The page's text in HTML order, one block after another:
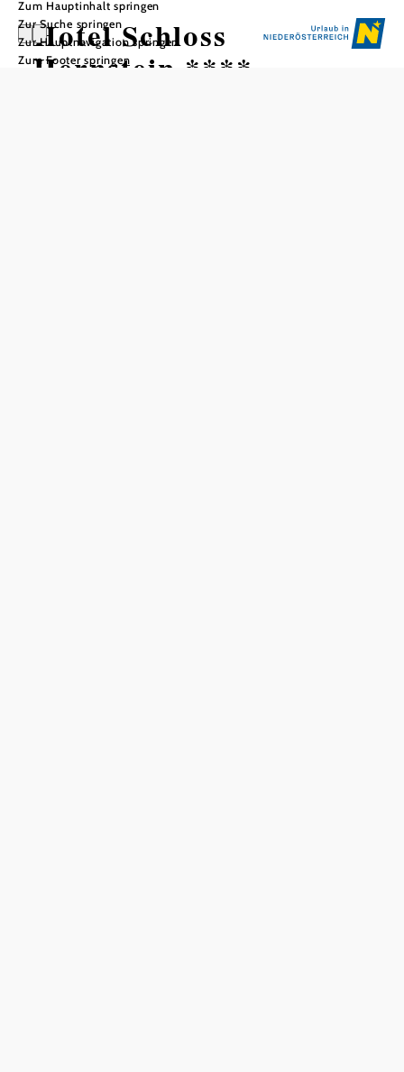
Zum Hauptinhalt springen
Zur Suche springen
Zur Hauptnavigation springen
Zum Footer springen
Hotel Schloss
Hernstein ****